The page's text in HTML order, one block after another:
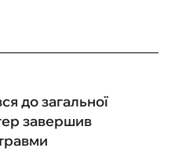
до загальної
завершив